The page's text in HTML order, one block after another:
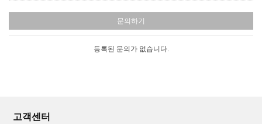
문의하기
등록된 문의가 없습니다.
고객센터